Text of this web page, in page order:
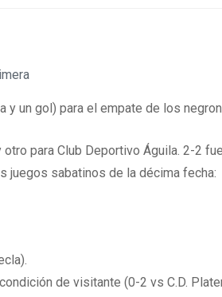
un gol) para el empate de los
para Club Deportivo Águila. 2-2
juegos sabatinos de la décima fecha:
de visitante (0-2 vs C.D.